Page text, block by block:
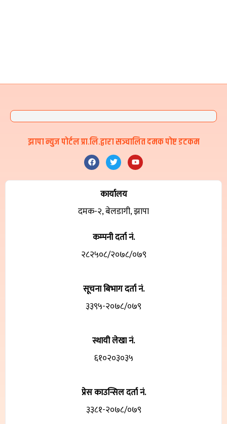
झापा न्युज पोर्टल प्रा.लि.द्वारा सञ्चालित दमक पोष्ट डटकम
कार्यालय
दमक-२, बेलडागी, झापा
कम्पनी दर्ता नं.
२८२५०८/२०७८/०७९
सूचना बिभाग दर्ता नं.
३३९५-२०७८/०७९
स्थायी लेखा नं.
६१०२०३०३५
प्रेस काउन्सिल दर्ता नं.
३३८१-२०७८/०७९